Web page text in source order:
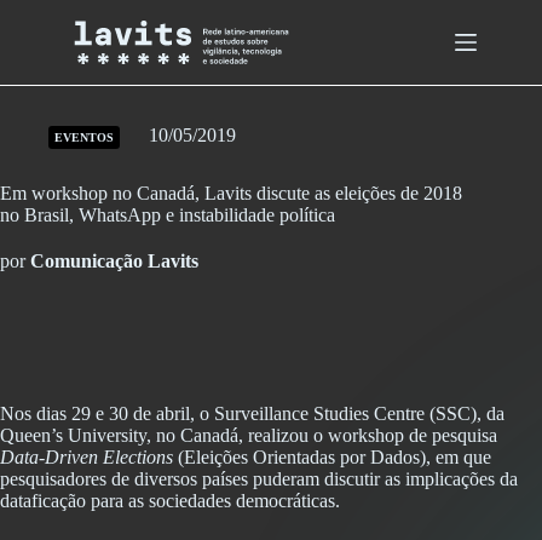
EVENTOS 10/05/2019
Em workshop no Canadá, Lavits discute as eleições de 2018
no Brasil, WhatsApp e instabilidade política
porComunicação Lavits
Nos dias 29 e 30 de abril, o Surveillance Studies Centre (SSC), da
Queen’s University, no Canadá, realizou o workshop de pesquisa
Data-Driven Elections (Eleições Orientadas por Dados), em que
pesquisadores de diversos países puderam discutir as implicações da
dataficação para as sociedades democráticas.